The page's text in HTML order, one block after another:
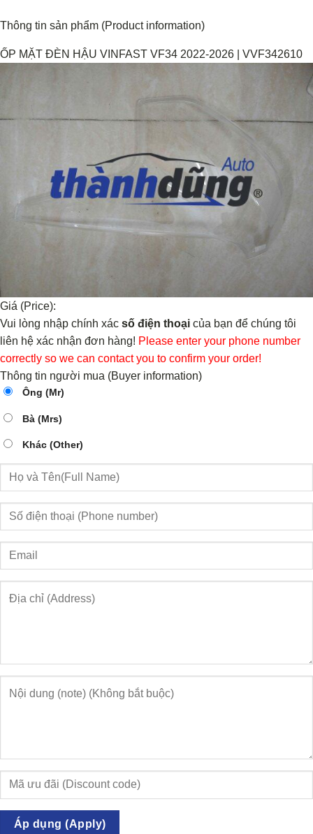
Thông tin sản phẩm (Product information)
ỐP MẶT ĐÈN HẬU VINFAST VF34 2022-2026 | VVF342610
Giá (Price):
Vui lòng nhập chính xác số điện thoại của bạn để chúng tôi
liên hệ xác nhận đơn hàng! Please enter your phone number
correctly so we can contact you to confirm your order!
Thông tin người mua (Buyer information)
Ông (Mr)
Bà (Mrs)
Khác (Other)
Áp dụng (Apply)